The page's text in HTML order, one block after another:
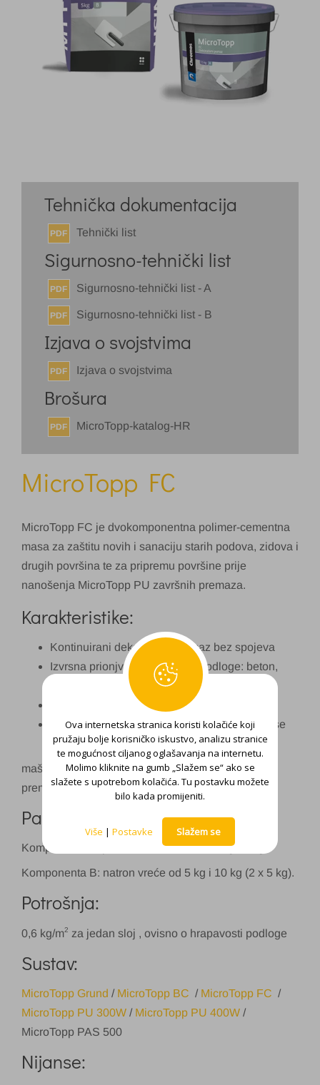
Tehnička dokumentacija
PDF Tehnički list
Sigurnosno-tehnički list
PDF Sigurnosno-tehnički list - A
PDF Sigurnosno-tehnički list - B
Izjava o svojstvima
PDF Izjava o svojstvima
Brošura
PDF MicroTopp-katalog-HR
MicroTopp FC
MicroTopp FC je dvokomponentna polimer-cementna
masa za zaštitu novih i sanaciju starih podova, zidova i
drugih površina te za pripremu površine prije
nanošenja MicroTopp PU završnih premaza.
Karakteristike:
Kontinuirani dekorativni premaz bez spojeva
Izvrsna prionjvost na različite podloge: beton,
cement, keramika, gips ploče itd
Izvrsna obradivost
Dostupan je u natur bijeloj nijansi. Nijansira se
naChromomixi HGmix
mašinama i dostupan je u 45 standardnih nijansi
prema MicroTopp ton karti
Pakiranje:
Komponenta A: plastična ambalaža 1,5 kg i 3 kg.
Komponenta B: natron vreće od 5 kg i 10 kg (2 x 5 kg).
Potrošnja:
0,6 kg/m2 za jedan sloj , ovisno o hrapavosti podloge
Sustav:
MicroTopp Grund / MicroTopp BC / MicroTopp FC /
MicroTopp PU 300W / MicroTopp PU 400W /
MicroTopp PAS 500
Nijanse:
Ova internetska stranica koristi kolačiće koji
pružaju bolje korisničko iskustvo, analizu stranice
te mogućnost ciljanog oglašavanja na internetu.
Molimo kliknite na gumb „Slažem se“ ako se
slažete s upotrebom kolačića. Tu postavku možete
bilo kada promijeniti.
Više | Postavke Slažem se